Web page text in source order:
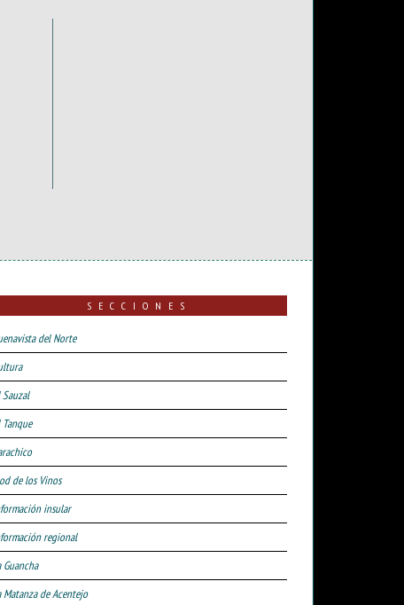
SECCIONES
del Norte
Sauzal
Tanque
de los Vinos
insular
regional
Guancha
Matanza de Acentejo